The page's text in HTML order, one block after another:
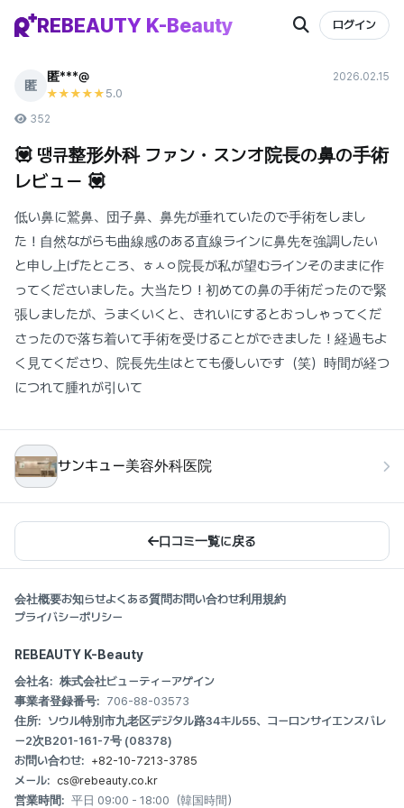
REBEAUTY K-Beauty ログイン
匿
匿***@
★★★★★ 5.0
2026.02.15
352
💟 땡큐整形外科 ファン・スンオ院長の鼻の手術
レビュー 💟
低い鼻に鷲鼻、団子鼻、鼻先が垂れていたので手術をしまし
た！自然ながらも曲線感のある直線ラインに鼻先を強調したい
と申し上げたところ、ㅎㅅㅇ院長が私が望むラインそのままに作
ってくださいました。大当たり！初めての鼻の手術だったので緊
張しましたが、うまくいくと、きれいにするとおっしゃってくだ
さったので落ち着いて手術を受けることができました！経過もよ
く見てくださり、院長先生はとても優しいです（笑）時間が経つ
につれて腫れが引いて
サンキュー美容外科医院
口コミ一覧に戻る
会社概要お知らせよくある質問お問い合わせ利用規約
プライバシーポリシー
REBEAUTY K-Beauty
会社名: 株式会社ビューティーアゲイン
事業者登録番号: 706-88-03573
住所: ソウル特別市九老区デジタル路34キル55、コーロンサイエンスバレ
ー2次B201-161-7号 (08378)
お問い合わせ: +82-10-7213-3785
メール: cs@rebeauty.co.kr
営業時間: 平日 09:00 - 18:00（韓国時間）